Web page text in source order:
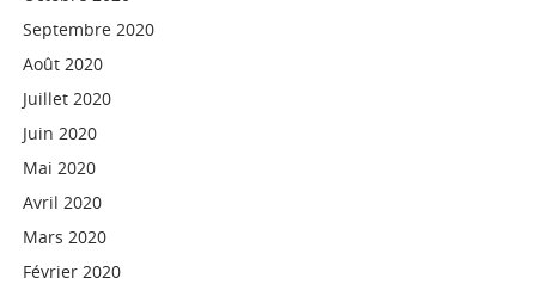
Septembre 2020
Août 2020
Juillet 2020
Juin 2020
Mai 2020
Avril 2020
Mars 2020
Février 2020